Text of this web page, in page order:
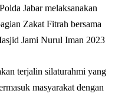
terjalin silaturahmi yang
masyarakat dengan